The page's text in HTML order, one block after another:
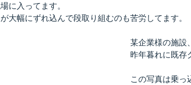
に入ってます。
大幅にずれ込んで段取り組むのも苦労してます。
某企業様の施設
昨年暮れに既存
この写真は乗っ